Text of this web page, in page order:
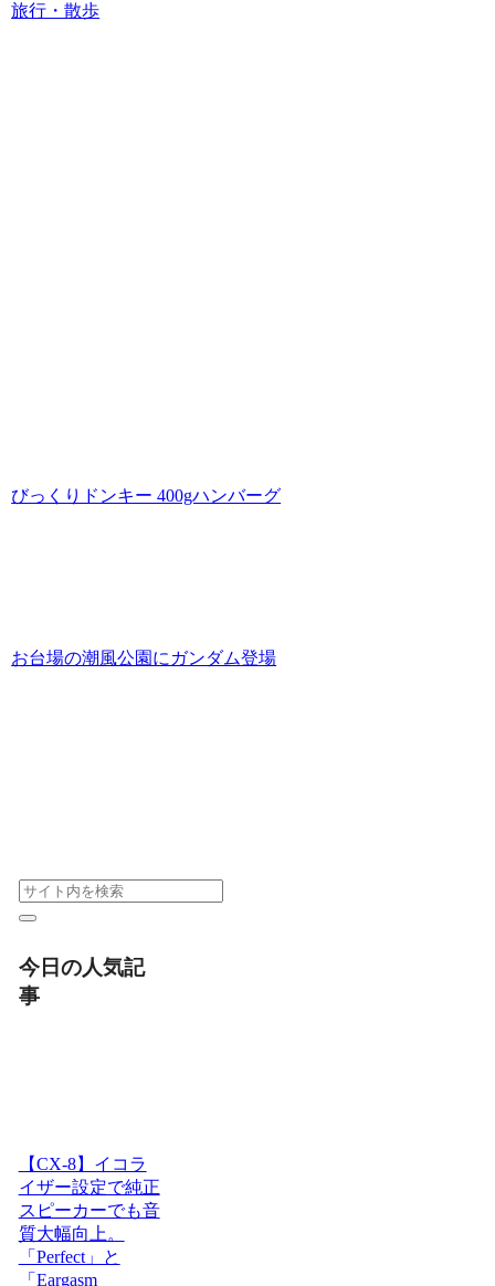
旅行・散歩
びっくりドンキー 400gハンバーグ
お台場の潮風公園にガンダム登場
今日の人気記
事
【CX-8】イコラ
イザー設定で純正
スピーカーでも音
質大幅向上。
「Perfect」と
「Eargasm